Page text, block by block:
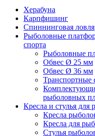
Херабуна
Карпфишинг
Спиннинговая ловля
Рыболовные
спорта
Рыболовные
Обвес Ø 25 мм
Обвес Ø 36 мм
Транспортные
рыболовных
Кресла и стулья
Кресла
Кресла для
Стулья